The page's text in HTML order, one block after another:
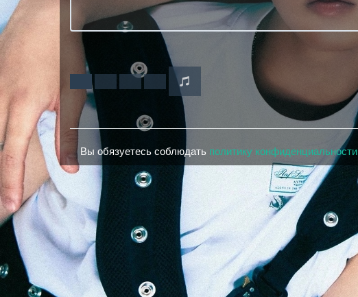
Вы обязуетесь соблюдать политику конфиденциальности